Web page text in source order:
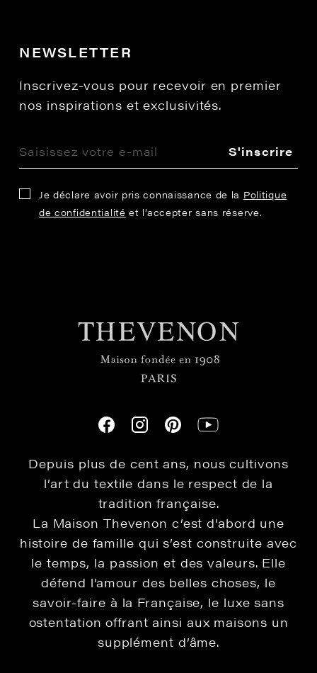
NEWSLETTER
Inscrivez-vous pour recevoir en premier
nos inspirations et exclusivités.
S'inscrire
Je déclare avoir pris connaissance de la Politique
de confidentialité et l’accepter sans réserve.
Depuis plus de cent ans, nous cultivons
l’art du textile dans le respect de la
tradition française.
La Maison Thevenon c’est d’abord une
histoire de famille qui s’est construite avec
le temps, la passion et des valeurs. Elle
défend l’amour des belles choses, le
savoir-faire à la Française, le luxe sans
ostentation offrant ainsi aux maisons un
supplément d’âme.